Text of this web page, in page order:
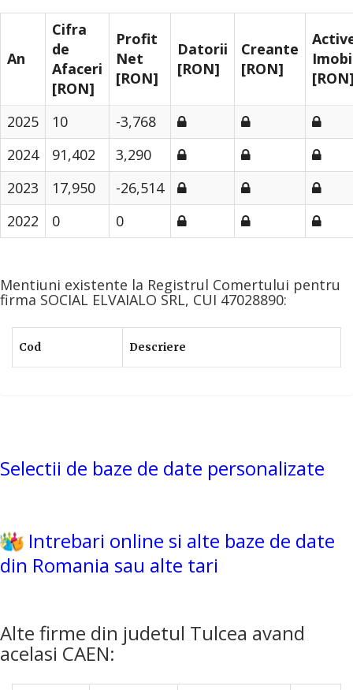
An
Cifra
de
Afaceri
[RON]
Profit
Net
[RON]
Datorii
[RON]
Creante
[RON]
2025 10
-3,768
2024
91,402
3,290
2023
17,950
-26,514
2022
0 0
Mentiuni existente la Registrul Comertului pentru
firma SOCIAL ELVAIALO SRL, CUI 47028890:
Cod Descriere
Selectii de baze de date personalizate
Intrebari online si alte baze de date
din Romania sau alte tari
Alte firme din judetul Tulcea avand
acelasi CAEN: